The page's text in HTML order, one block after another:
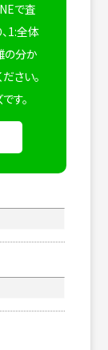
で査
1:全体
の分か
さい。
す。